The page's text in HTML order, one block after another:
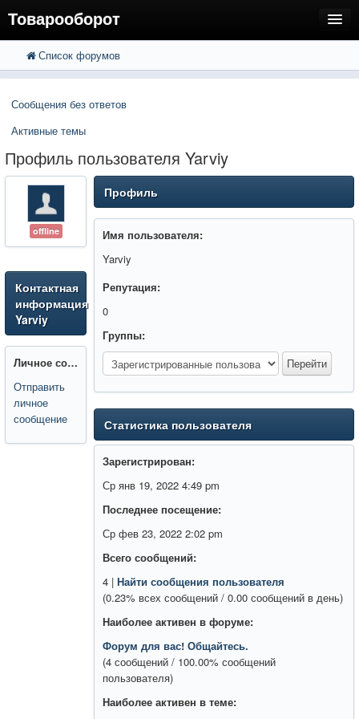
Товарооборот
FAQ
Вход
Расширенный поиск
Список форумов
Сообщения без ответов
Активные темы
Профиль пользователя Yarviy
offline
Контактная
информация
Yarviy
Личное сообщение:
Отправить
личное
сообщение
Профиль
Имя пользователя:
Yarviy
Репутация:
0
Группы:
Статистика пользователя
Зарегистрирован:
Ср янв 19, 2022 4:49 pm
Последнее посещение:
Ср фев 23, 2022 2:02 pm
Всего сообщений:
4 |Найти сообщения пользователя
(0.23% всех сообщений / 0.00 сообщений в день)
Наиболее активен в форуме:
Форум для вас! Общайтесь.
(4 сообщений / 100.00% сообщений
пользователя)
Наиболее активен в теме: